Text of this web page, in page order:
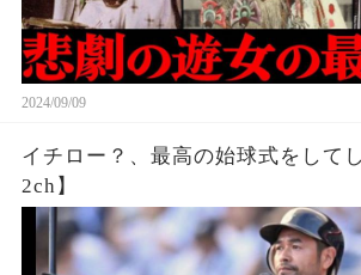
2024/09/09
イチロー？、最高の始球式をして
2ch】